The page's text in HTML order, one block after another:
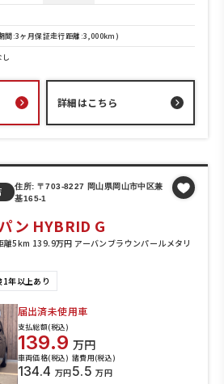
間:3ヶ月保証走行距離:3,000km)
し
詳細はこちら
住所: 〒703-8227 岡山県岡山市中区兼
基165-1
ン HYBRID G
離5km 139.9万円 アーバンブラウンパールメタリ
1年以上あり
届出済未使用車
支払総額(税込)
139.9 万円
車両価格(税込)
134.4 万円
諸費用(税込)
5.5 万円